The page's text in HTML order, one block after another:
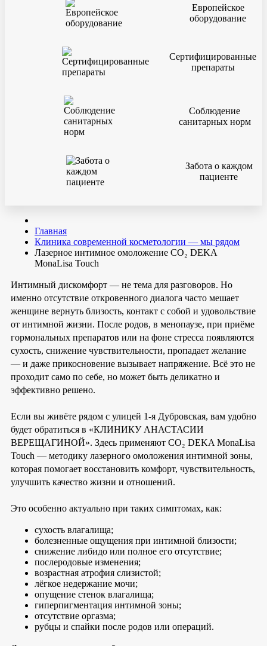
Европейское
оборудование
Сертифицированные
препараты
Соблюдение
санитарных норм
Забота о каждом
пациенте
Главная
Клиника современной косметологии — мы рядом
Лазерное интимное омоложение CO₂ DEKA
MonaLisa Touch
Интимный дискомфорт — не тема для разговоров. Но
именно отсутствие откровенного диалога часто мешает
женщине вернуть близость, контакт с собой и удовольствие
от интимной жизни. После родов, в менопаузе, при приёме
гормональных препаратов или на фоне стресса появляются
сухость, снижение чувствительности, пропадает желание
— и даже прикосновение вызывает напряжение. Всё это не
проходит само по себе, но может быть деликатно и
эффективно решено.
Если вы живёте рядом с улицей 1-я Дубровская, вам удобно
будет обратиться в «КЛИНИКУ АНАСТАСИИ
ВЕРЕЩАГИНОЙ». Здесь применяют CO₂ DEKA MonaLisa
Touch — методику лазерного омоложения интимной зоны,
которая помогает восстановить комфорт, чувствительность,
улучшить качество жизни и отношений.
Это особенно актуально при таких симптомах, как:
сухость влагалища;
болезненные ощущения при интимной близости;
снижение либидо или полное его отсутствие;
послеродовые изменения;
возрастная атрофия слизистой;
лёгкое недержание мочи;
опущение стенок влагалища;
гиперпигментация интимной зоны;
отсутствие оргазма;
рубцы и спайки после родов или операций.